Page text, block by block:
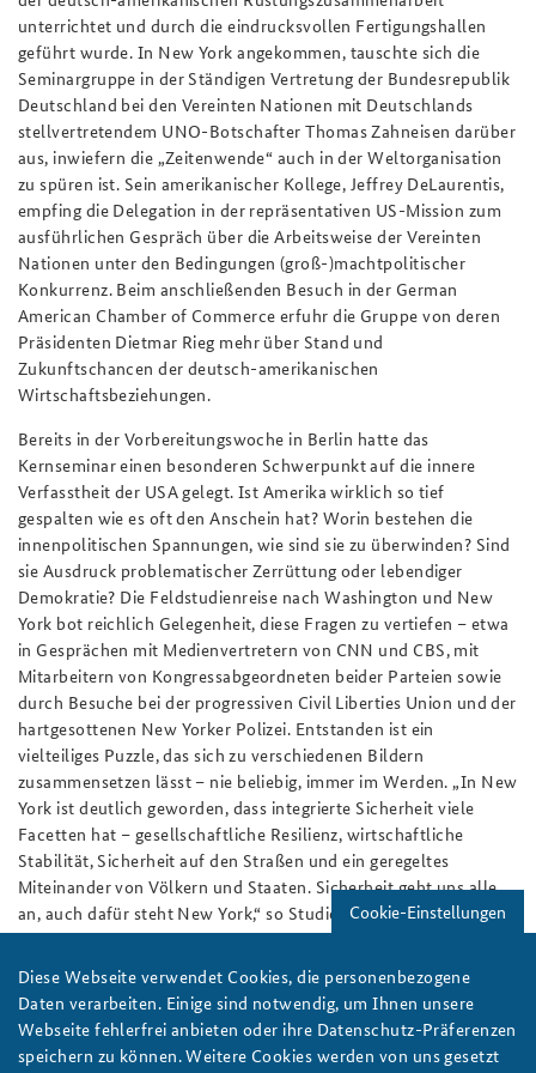
unterrichtet und durch die eindrucksvollen Fertigungshallen
geführt wurde. In New York angekommen, tauschte sich die
Seminargruppe in der Ständigen Vertretung der Bundesrepublik
Deutschland bei den Vereinten Nationen mit Deutschlands
stellvertretendem UNO-Botschafter Thomas Zahneisen darüber
aus, inwiefern die „Zeitenwende“ auch in der Weltorganisation
zu spüren ist. Sein amerikanischer Kollege, Jeffrey DeLaurentis,
empfing die Delegation in der repräsentativen US-Mission zum
ausführlichen Gespräch über die Arbeitsweise der Vereinten
Nationen unter den Bedingungen (groß-)machtpolitischer
Konkurrenz. Beim anschließenden Besuch in der German
American Chamber of Commerce erfuhr die Gruppe von deren
Präsidenten Dietmar Rieg mehr über Stand und
Zukunftschancen der deutsch-amerikanischen
Wirtschaftsbeziehungen.
Bereits in der Vorbereitungswoche in Berlin hatte das
Kernseminar einen besonderen Schwerpunkt auf die innere
Verfasstheit der USA gelegt. Ist Amerika wirklich so tief
gespalten wie es oft den Anschein hat? Worin bestehen die
innenpolitischen Spannungen, wie sind sie zu überwinden? Sind
sie Ausdruck problematischer Zerrüttung oder lebendiger
Demokratie? Die Feldstudienreise nach Washington und New
York bot reichlich Gelegenheit, diese Fragen zu vertiefen – etwa
in Gesprächen mit Medienvertretern von CNN und CBS, mit
Mitarbeitern von Kongressabgeordneten beider Parteien sowie
durch Besuche bei der progressiven Civil Liberties Union und der
hartgesottenen New Yorker Polizei. Entstanden ist ein
vielteiliges Puzzle, das sich zu verschiedenen Bildern
zusammensetzen lässt – nie beliebig, immer im Werden. „In New
York ist deutlich geworden, dass integrierte Sicherheit viele
Facetten hat – gesellschaftliche Resilienz, wirtschaftliche
Stabilität, Sicherheit auf den Straßen und ein geregeltes
Miteinander von Völkern und Staaten. Sicherheit geht uns alle
an, auch dafür steht New York,“ so Studienreferentin Julia
Döhrn.
Ein Interview mit Dr. Patrick Keller, dem Delegationsleiter der
Studienreise des Kernseminars 2023 in die USA finden Siehier
Cookie-Einstellungen
Diese Webseite verwendet Cookies, die personenbezogene
Daten verarbeiten. Einige sind notwendig, um Ihnen unsere
Webseite fehlerfrei anbieten oder ihre Datenschutz-Präferenzen
speichern zu können. Weitere Cookies werden von uns gesetzt